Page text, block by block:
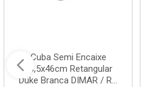
Cuba Semi Encaixe
58,5x46cm Retangular
Duke Branca DIMAR / R...